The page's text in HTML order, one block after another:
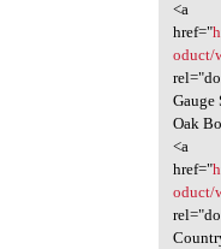
<a
href="
oduct/
Gauge
Oak
<a
href="
oduct/